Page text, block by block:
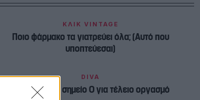
ΚΛΙΚ VINTAGE
Ποιο φάρμακο τα γιατρεύει όλα; (Αυτό που
υποπτεύεσαι)
DIVA
Αυτό είναι το σημείο Ο για τέλειο οργασμό